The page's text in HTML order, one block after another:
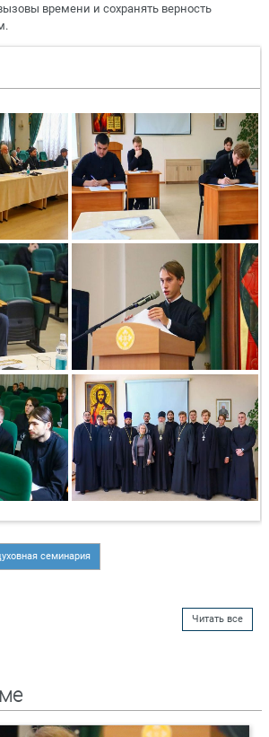
времени и сохранять верность
семинария
Читать все